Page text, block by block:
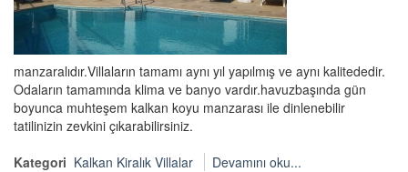
manzaralıdır.Villaların tamamı aynı yıl yapılmış ve aynı kalitededir.
Odaların tamamında klima ve banyo vardır.havuzbaşında gün
boyunca muhteşem kalkan koyu manzarası ile dinlenebilir
tatilinizin zevkini çıkarabilirsiniz.
Kategori Kalkan Kiralık Villalar Devamını oku...